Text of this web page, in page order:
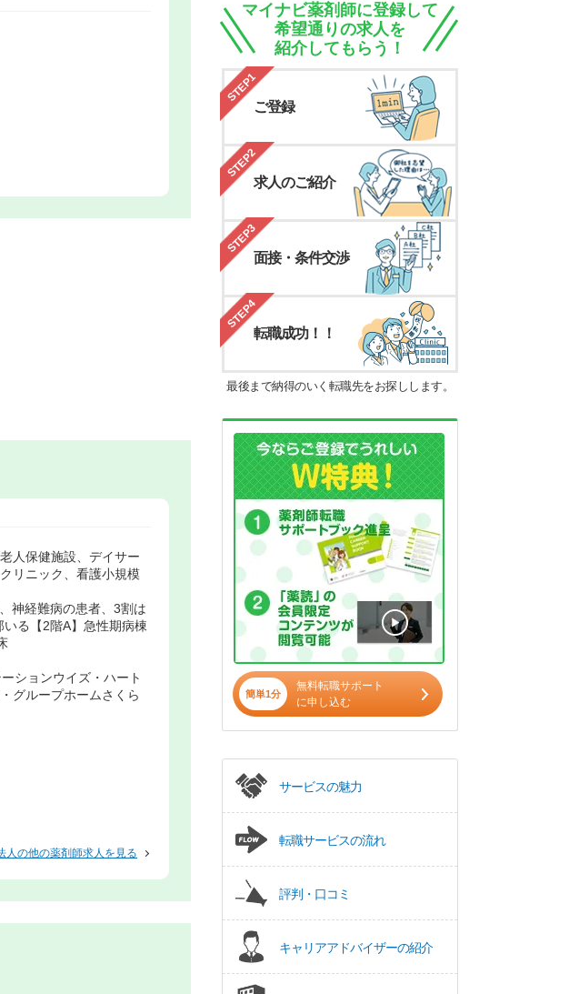
人保健施設、デイサー
リニック、看護小規模
神経難病の患者、3割は
る【2階A】急性期病棟
ションウイズ・ハート
グループホームさくら
人の他の薬剤師求人を見る
マイナビ薬剤師に登録して
希望通りの求人を
紹介してもらう！
STEP1
ご登録
STEP2
求人のご紹介
STEP3
面接・条件交渉
STEP4
転職成功！！
最後まで納得のいく転職先をお探しします。
簡単1分
無料転職サポート
に申し込む
サービスの魅力
転職サービスの流れ
評判・口コミ
キャリアアドバイザーの紹介